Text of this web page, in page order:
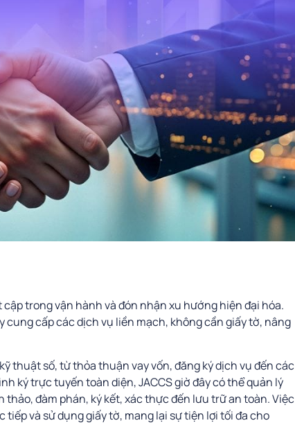
trong vận hành và đón nhận xu hướng hiện đại hóa.
cấp các dịch vụ liền mạch, không cần giấy tờ, nâng
thuật số, từ thỏa thuận vay vốn, đăng ký dịch vụ đến các
ký trực tuyến toàn diện, JACCS giờ đây có thể quản lý
đàm phán, ký kết, xác thực đến lưu trữ an toàn. Việc
và sử dụng giấy tờ, mang lại sự tiện lợi tối đa cho